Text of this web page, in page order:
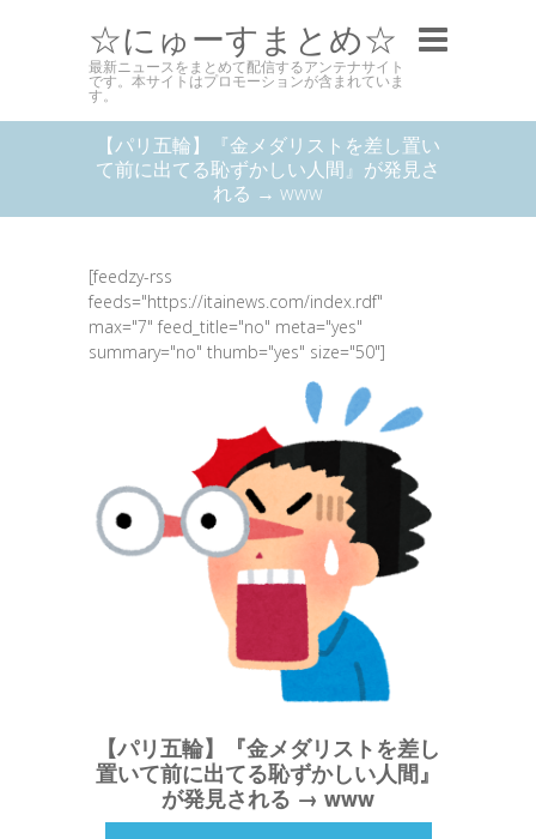
☆にゅーすまとめ☆
最新ニュースをまとめて配信するアンテナサイト
です。本サイトはプロモーションが含まれていま
す。
【パリ五輪】『金メダリストを差し置い
て前に出てる恥ずかしい人間』が発見さ
れる → www
[feedzy-rss
feeds="https://itainews.com/index.rdf"
max="7" feed_title="no" meta="yes"
summary="no" thumb="yes" size="50"]
【パリ五輪】『金メダリストを差し
置いて前に出てる恥ずかしい人間』
が発見される → www